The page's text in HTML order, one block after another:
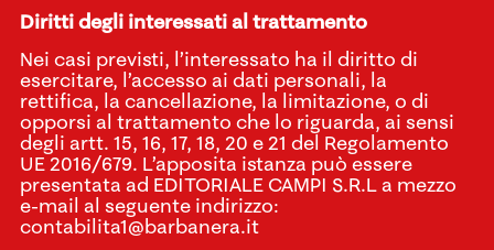
Diritti degli interessati al trattamento
Nei casi previsti, l’interessato ha il diritto di
esercitare, l’accesso ai dati personali, la
rettifica, la cancellazione, la limitazione, o di
opporsi al trattamento che lo riguarda, ai sensi
degli artt. 15, 16, 17, 18, 20 e 21 del Regolamento
UE 2016/679. L’apposita istanza può essere
presentata ad EDITORIALE CAMPI S.R.L a mezzo
e-mail al seguente indirizzo:
contabilita1@barbanera.it